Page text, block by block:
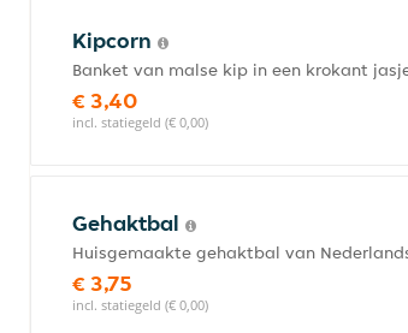
Kipcorn
Banket van malse kip in een krokant
€ 3,40
incl. statiegeld (€ 0,00)
Gehaktbal
Huisgemaakte gehaktbal van
€ 3,75
incl. statiegeld (€ 0,00)